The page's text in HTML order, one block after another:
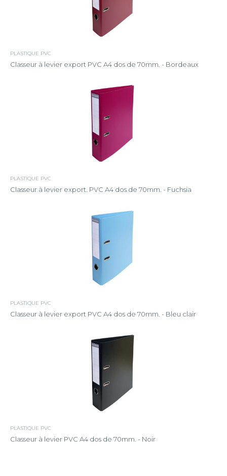
PLASTIQUE PVC
Classeur à levier export PVC A4 dos de 70mm. - Bordeaux
PLASTIQUE PVC
Classeur à levier export. PVC A4 dos de 70mm. - Fuchsia
PLASTIQUE PVC
Classeur à levier export PVC A4 dos de 70mm. - Bleu clair
PLASTIQUE PVC
Classeur à levier PVC A4 dos de 70mm. - Noir